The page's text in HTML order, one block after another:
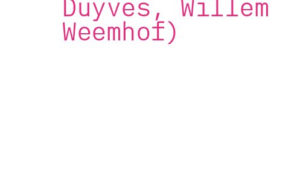
Duyves, Willem
Weemhof)